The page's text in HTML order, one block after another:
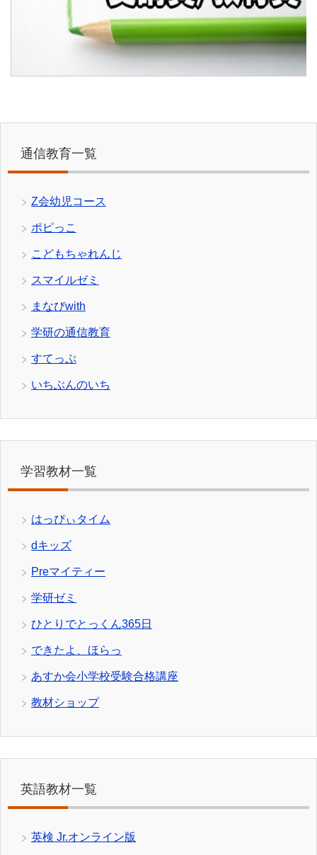
通信教育一覧
Z会幼児コース
ポピっこ
こどもちゃれんじ
スマイルゼミ
まなびwith
学研の通信教育
すてっぷ
いちぶんのいち
学習教材一覧
はっぴぃタイム
dキッズ
Preマイティー
学研ゼミ
ひとりでとっくん365日
できたよ、ほらっ
あすか会小学校受験合格講座
教材ショップ
英語教材一覧
英検 Jr.オンライン版